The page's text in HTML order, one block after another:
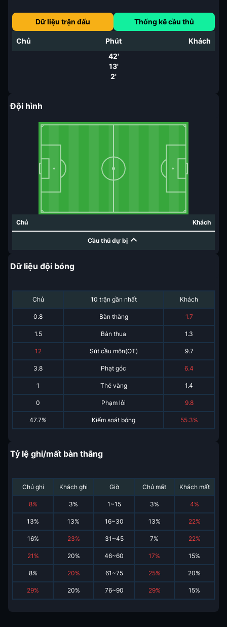
Dữ liệu trận đấu Thống kê cầu thủ
Chủ Phút
Khách
42'
13'
2'
Đội hình
Chủ Khách
Cầu thủ dự bị
Dữ liệu đội bóng
Chủ 10 trận gần nhất Khách
0.8 Bàn thắng 1.7
1.5 Bàn thua 1.3
12 Sút cầu môn(OT) 9.7
3.8 Phạt góc 6.4
1 Thẻ vàng 1.4
0 Phạm lỗi 9.8
47.7% Kiểm soát bóng 55.3%
Tỷ lệ ghi/mất bàn thắng
Chủ ghi Khách ghi Giờ Chủ mất Khách mất
8% 3% 1~15 3% 4%
13% 13% 16~30 13% 22%
16% 23% 31~45 7% 22%
21 % 20% 46~60 17% 15%
8% 20% 61~75 25% 20%
29% 20% 76~90 29% 15%